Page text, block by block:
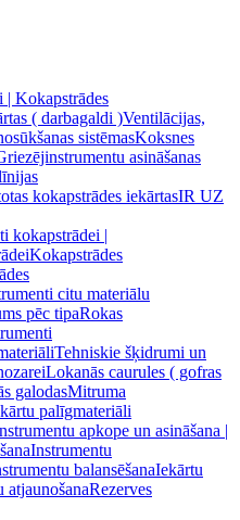
| Kokapstrādes
( darbagaldi )Ventilācijas,
sistēmasKoksnes
asināšanas
kokapstrādes iekārtasIR UZ
kokapstrādei |
Kokapstrādes
citu materiālu
pēc tipaRokas
Tehniskie šķidrumi un
Lokanās caurules ( gofras
galodasMitruma
palīgmateriāli
apkope un asināšana |
Instrumentu
balansēšanaIekārtu
atjaunošanaRezerves